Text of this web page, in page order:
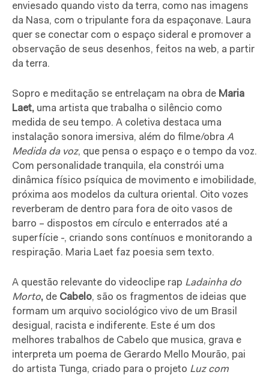
enviesado quando visto da terra, como nas imagens
da Nasa, com o tripulante fora da espaçonave. Laura
quer se conectar com o espaço sideral e promover a
observação de seus desenhos, feitos na web, a partir
da terra.
Sopro e meditação se entrelaçam na obra de Maria
Laet, uma artista que trabalha o silêncio como
medida de seu tempo. A coletiva destaca uma
instalação sonora imersiva, além do filme/obra A
Medida da voz, que pensa o espaço e o tempo da voz.
Com personalidade tranquila, ela constrói uma
dinâmica físico psíquica de movimento e imobilidade,
próxima aos modelos da cultura oriental. Oito vozes
reverberam de dentro para fora de oito vasos de
barro – dispostos em círculo e enterrados até a
superfície -, criando sons contínuos e monitorando a
respiração. Maria Laet faz poesia sem texto.
A questão relevante do videoclipe rap Ladainha do
Morto, de Cabelo, são os fragmentos de ideias que
formam um arquivo sociológico vivo de um Brasil
desigual, racista e indiferente. Este é um dos
melhores trabalhos de Cabelo que musica, grava e
interpreta um poema de Gerardo Mello Mourão, pai
do artista Tunga, criado para o projeto Luz com